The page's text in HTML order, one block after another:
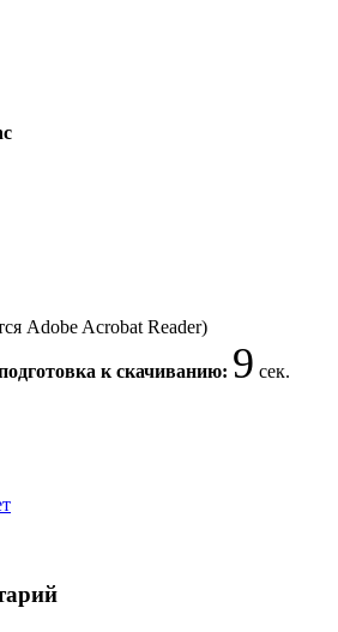
Adobe Acrobat Reader)
к скачиванию: 9 сек.